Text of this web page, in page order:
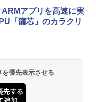
P40i オフホワイト
P31i ブラック
feat. Flo Milli, ATL Jacob
Flo Milli, ATL Jacob
定】 い・ろ・は・す 2L P
本
ラベルレス 500ml ×24本
ナジウム含有 水 ミネラル
ボトル 静岡県産 500ミリリ
17巻 (デジタル版ビッグガ
)
」(22) (角川コミックス・
アプリを高速に実
「龍芯」のカラクリ
優先表示させる